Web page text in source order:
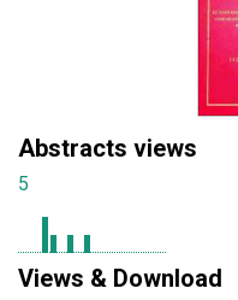
Abstracts views
5
Views & Download